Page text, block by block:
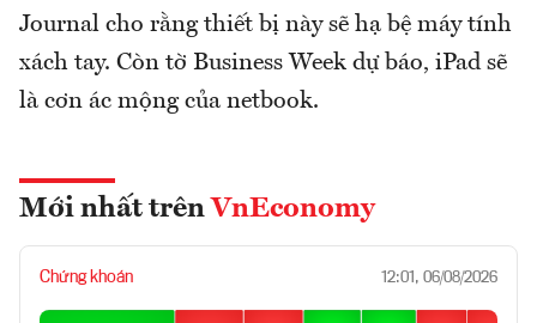
Journal cho rằng thiết bị này sẽ hạ bệ máy tính
xách tay. Còn tờ Business Week dự báo, iPad sẽ
là cơn ác mộng của netbook.
Mới nhất trên VnEconomy
Chứng khoán 12:01, 06/08/2026